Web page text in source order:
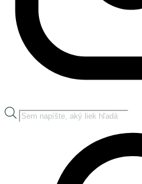
Products
search